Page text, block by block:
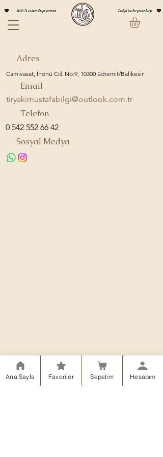
Adres
Camivasat, İnönü Cd. No:9, 10300 Edremit/Balıkesir
Email
tiryakimustafabilgi@outlook.com.tr
Telefon
0 542 552 66 42
Sosyal Medya
Ana Sayfa Favoriler Sepetim Hesabım